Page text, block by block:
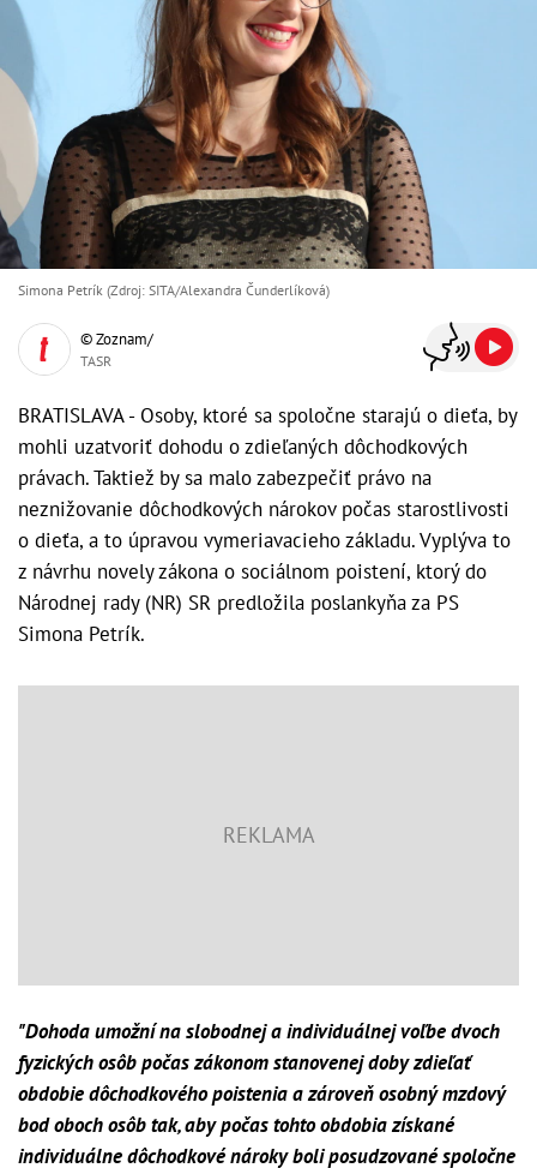
Simona Petrík (Zdroj: SITA/Alexandra Čunderlíková)
© Zoznam/
TASR
BRATISLAVA - Osoby, ktoré sa spoločne starajú o dieťa, by
mohli uzatvoriť dohodu o zdieľaných dôchodkových
právach. Taktiež by sa malo zabezpečiť právo na
neznižovanie dôchodkových nárokov počas starostlivosti
o dieťa, a to úpravou vymeriavacieho základu. Vyplýva to
z návrhu novely zákona o sociálnom poistení, ktorý do
Národnej rady (NR) SR predložila poslankyňa za PS
Simona Petrík.
"Dohoda umožní na slobodnej a individuálnej voľbe dvoch
fyzických osôb počas zákonom stanovenej doby zdieľať
obdobie dôchodkového poistenia a zároveň osobný mzdový
bod oboch osôb tak, aby počas tohto obdobia získané
individuálne dôchodkové nároky boli posudzované spoločne